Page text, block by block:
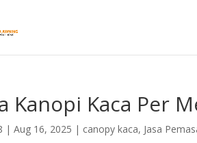
Kanopi Kaca Per
|Aug 16, 2025 | canopy kaca, Jasa